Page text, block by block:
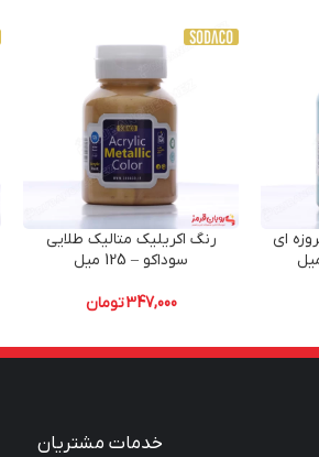
ای
رنگ اکریلیک متالیک طلایی
سوداکو – 125 میل
347,000تومان
خدمات مشتریان